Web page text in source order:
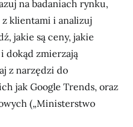
na badaniach rynku,
klientami i analizuj
jakie są ceny, jakie
dokąd zmierzają
z narzędzi do
jak Google Trends, oraz
(„Ministerstwo